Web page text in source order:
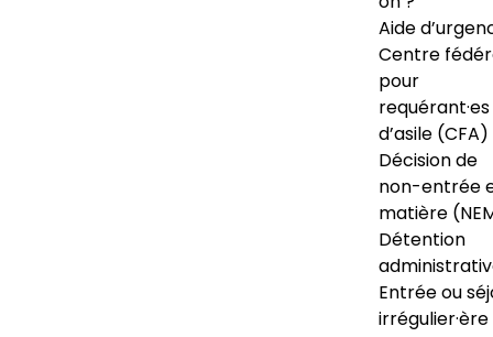
Aide
Centre
pour
requérant·es
d’asile (CFA)
Décision de
non-entrée
matière
Détention
Entrée ou
irrégulier·ère